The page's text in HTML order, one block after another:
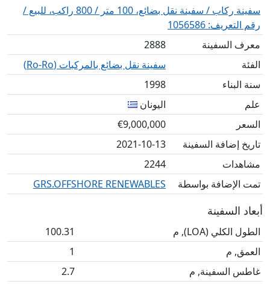
سفينة ركاب / سفينة نقل بضائع، 100 متر / 800 راكب، للبيع /
رقم التعريف: 1056586
معرف السفينة
2888
الفئة
سفينة نقل بضائع بالمركبات (Ro-Ro)
سنة البناء
1998
علم
اليونان
السعر
€9,000,000
تاريخ إضافة السفينة
2021-10-13
مشاهدات
2244
تمت الإضافة بواسطة
GRS.OFFSHORE RENEWABLES
أبعاد السفينة
الطول الكلي (LOA), م
100.31
العمق, م
غاطس السفينة, م
2.7